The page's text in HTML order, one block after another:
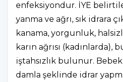
enfeksiyondur. İYE
yanma ve ağrı, sık idrara
kanama, yorgunluk,
karın ağrısı (kadınlarda),
iştahsızlık bulunur.
damla şeklinde idrar